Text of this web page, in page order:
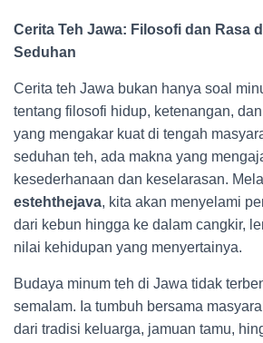
Cerita Teh Jawa: Filosofi dan Rasa
Seduhan
Cerita teh Jawa bukan hanya soal
tentang filosofi hidup, ketenangan,
yang mengakar kuat di tengah
seduhan teh, ada makna yang
kesederhanaan dan keselarasan.
estehthejava, kita akan menyelami
dari kebun hingga ke dalam cangkir,
nilai kehidupan yang menyertainya.
Budaya minum teh di Jawa tidak
semalam. Ia tumbuh bersama
dari tradisi keluarga, jamuan tamu,